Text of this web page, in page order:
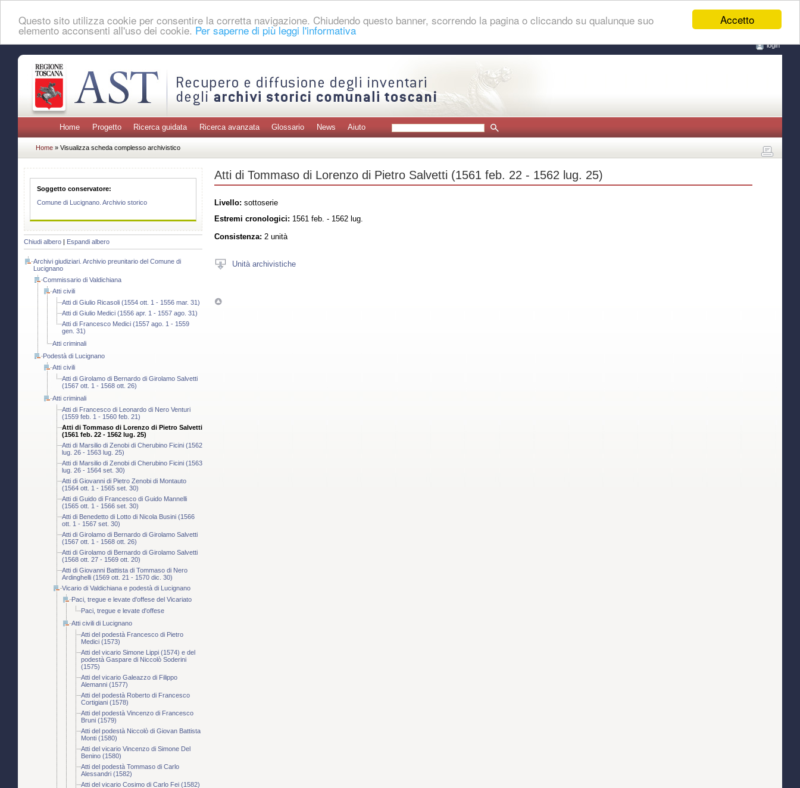
Accetto
Questo sito utilizza cookie per consentire la corretta navigazione. Chiudendo questo banner, scorrendo la pagina o cliccando su qualunque suo
elemento acconsenti all'uso dei cookie. Per saperne di più leggi l'informativa
login
Home Progetto Ricerca guidata Ricerca avanzata Glossario News Aiuto
Home » Visualizza scheda complesso archivistico
Soggetto conservatore:
Comune di Lucignano. Archivio storico
Chiudi albero Espandi albero
Archivi giudiziari. Archivio preunitario del Comune di
Lucignano
Commissario di Valdichiana
Atti civili
Atti di Giulio Ricasoli (1554 ott. 1 - 1556 mar. 31)
Atti di Giulio Medici (1556 apr. 1 - 1557 ago. 31)
Atti di Francesco Medici (1557 ago. 1 - 1559
gen. 31)
Atti criminali
Podestà di Lucignano
Atti civili
Atti di Girolamo di Bernardo di Girolamo Salvetti
(1567 ott. 1 - 1568 ott. 26)
Atti criminali
Atti di Francesco di Leonardo di Nero Venturi
(1559 feb. 1 - 1560 feb. 21)
Atti di Tommaso di Lorenzo di Pietro Salvetti
(1561 feb. 22 - 1562 lug. 25)
Atti di Marsilio di Zenobi di Cherubino Ficini (1562
lug. 26 - 1563 lug. 25)
Atti di Marsilio di Zenobi di Cherubino Ficini (1563
lug. 26 - 1564 set. 30)
Atti di Giovanni di Pietro Zenobi di Montauto
(1564 ott. 1 - 1565 set. 30)
Atti di Guido di Francesco di Guido Mannelli
(1565 ott. 1 - 1566 set. 30)
Atti di Benedetto di Lotto di Nicola Busini (1566
ott. 1 - 1567 set. 30)
Atti di Girolamo di Bernardo di Girolamo Salvetti
(1567 ott. 1 - 1568 ott. 26)
Atti di Girolamo di Bernardo di Girolamo Salvetti
(1568 ott. 27 - 1569 ott. 20)
Atti di Giovanni Battista di Tommaso di Nero
Ardinghelli (1569 ott. 21 - 1570 dic. 30)
Vicario di Valdichiana e podestà di Lucignano
Paci, tregue e levate d'offese del Vicariato
Paci, tregue e levate d'offese
Atti civili di Lucignano
Atti del podestà Francesco di Pietro
Medici (1573)
Atti del vicario Simone Lippi (1574) e del
podestà Gaspare di Niccolò Soderini
(1575)
Atti del vicario Galeazzo di Filippo
Alemanni (1577)
Atti del podestà Roberto di Francesco
Cortigiani (1578)
Atti del podestà Vincenzo di Francesco
Bruni (1579)
Atti del podestà Niccolò di Giovan Battista
Monti (1580)
Atti del vicario Vincenzo di Simone Del
Benino (1580)
Atti del podestà Tommaso di Carlo
Alessandri (1582)
Atti del vicario Cosimo di Carlo Fei (1582)
Atti di Tommaso di Lorenzo di Pietro Salvetti (1561 feb. 22 - 1562 lug. 25)
Livello: sottoserie
Estremi cronologici: 1561 feb. - 1562 lug.
Consistenza: 2 unità
Unità archivistiche